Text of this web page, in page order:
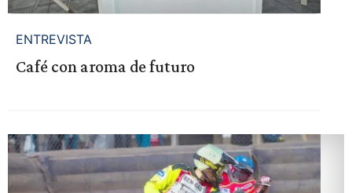
ENTREVISTA
Café con aroma de futuro